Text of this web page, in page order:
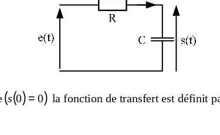
( )
( )
0
0 =
s la fonction de transfert est définit